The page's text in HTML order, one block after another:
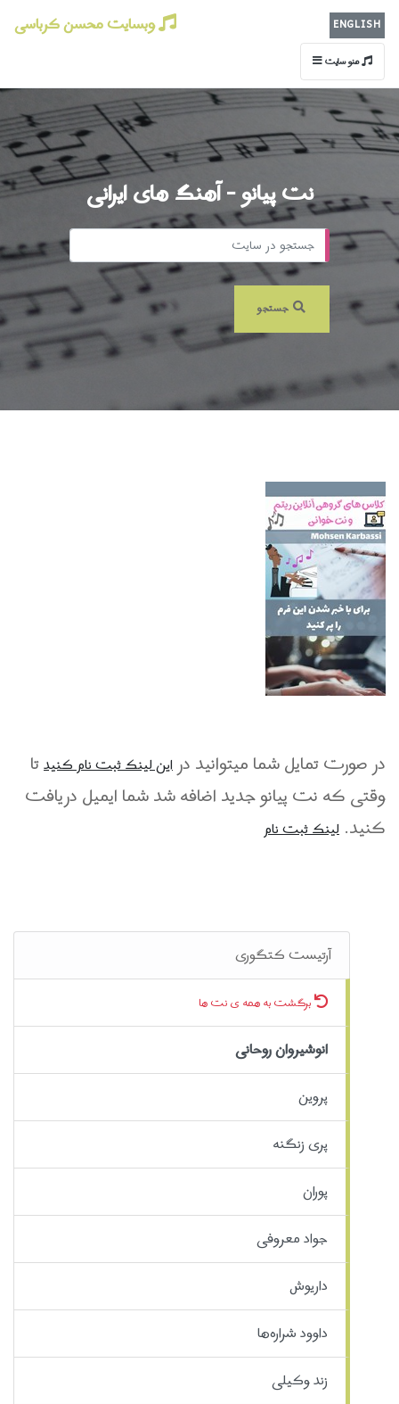
ENGLISH وبسایت محسن کرباسی
منو سایت
نت پیانو - آهنگ های ایرانی
جستجو
در صورت تمایل شما میتوانید دراین لینک ثبت نام کنیدتا
وقتی که نت پیانو جدید اضافه شد شما ایمیل دریافت
کنید. لینک ثبت نام
آرتیست کتگوری
برگشت به همه ی نت ها
انوشیروان روحانی
پروین
پری زنگنه
پوران
جواد معروفی
داریوش
داوود شراره‌ها
زند وکیلی